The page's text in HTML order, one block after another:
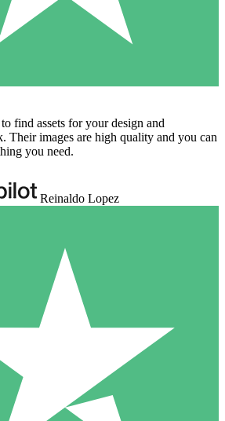
find assets for your design and
Their images are high quality and you can
you need.
Reinaldo Lopez